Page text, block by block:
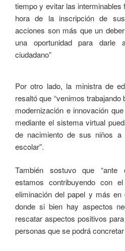
tiempo y evitar las
hora de la inscripción de
acciones son más que un
una oportunidad para darle
ciudadano”
Por otro lado, la ministra de
resaltó que “venimos
modernización e innovación
mediante el sistema virtual
de nacimiento de sus niños
escolar”.
También sostuvo que “ante
estamos contribuyendo con
eliminación del papel y más
donde si bien hay aspectos
rescatar aspectos positivos
personas que se podrá